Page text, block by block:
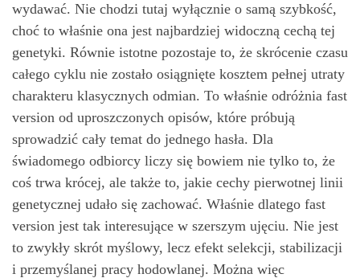
wydawać. Nie chodzi tutaj wyłącznie o samą szybkość,
choć to właśnie ona jest najbardziej widoczną cechą tej
genetyki. Równie istotne pozostaje to, że skrócenie czasu
całego cyklu nie zostało osiągnięte kosztem pełnej utraty
charakteru klasycznych odmian. To właśnie odróżnia fast
version od uproszczonych opisów, które próbują
sprowadzić cały temat do jednego hasła. Dla
świadomego odbiorcy liczy się bowiem nie tylko to, że
coś trwa krócej, ale także to, jakie cechy pierwotnej linii
genetycznej udało się zachować. Właśnie dlatego fast
version jest tak interesujące w szerszym ujęciu. Nie jest
to zwykły skrót myślowy, lecz efekt selekcji, stabilizacji
i przemyślanej pracy hodowlanej. Można więc